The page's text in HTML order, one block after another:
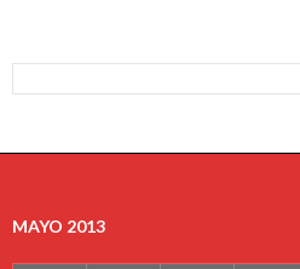
MAYO 2013